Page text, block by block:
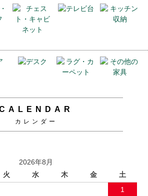
カレンダー
2026年8月
火 水 木 金
土
1